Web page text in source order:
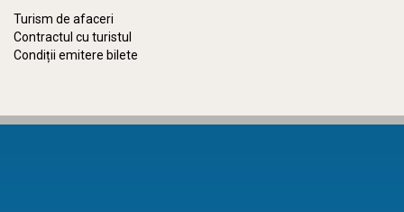
Turism de afaceri
Contractul cu turistul
Condiții emitere bilete